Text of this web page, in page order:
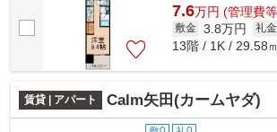
7.6万円 (管理費
敷金 3.8万円 礼金
13階 / 1K / 29.58
賃貸 | アパート Calm矢田(カームヤダ)